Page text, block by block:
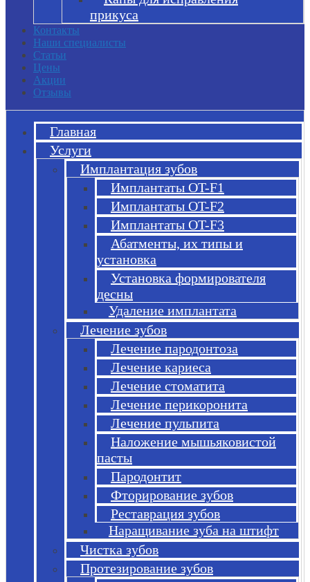
прикуса
Контакты
Наши специалисты
Статьи
Цены
Акции
Отзывы
Главная
Услуги
Имплантация зубов
Имплантаты OT-F1
Имплантаты OT-F2
Имплантаты OT-F3
Абатменты, их типы и
установка
Установка формирователя
десны
Удаление имплантата
Лечение зубов
Лечение пародонтоза
Лечение кариеса
Лечение стоматита
Лечение перикоронита
Лечение пульпита
Наложение мышьяковистой
пасты
Пародонтит
Фторирование зубов
Реставрация зубов
Наращивание зуба на штифт
Чистка зубов
Протезирование зубов